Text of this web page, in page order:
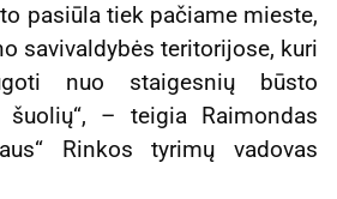
pasiūla tiek pačiame mieste,
savivaldybės teritorijose, kuri
nuo staigesnių būsto
šuolių“, – teigia Raimondas
Rinkos tyrimų vadovas